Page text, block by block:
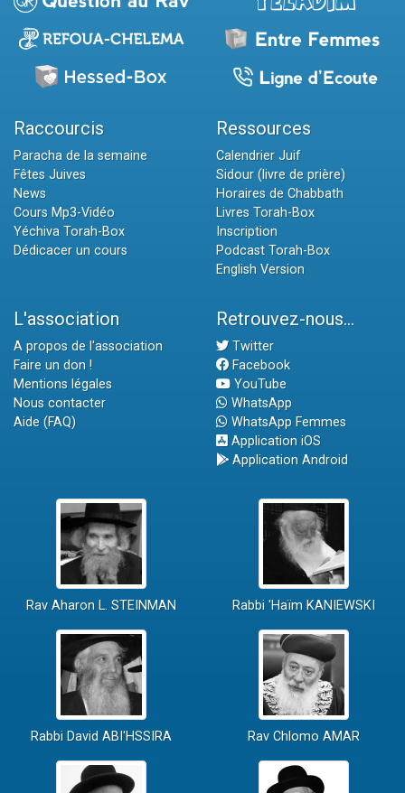
Raccourcis
Paracha de la semaine
Fêtes Juives
News
Cours Mp3-Vidéo
Yéchiva Torah-Box
Dédicacer un cours
Ressources
Calendrier Juif
Sidour (livre de prière)
Horaires de Chabbath
Livres Torah-Box
Inscription
Podcast Torah-Box
English Version
L'association
A propos de l'association
Faire un don !
Mentions légales
Nous contacter
Aide (FAQ)
Retrouvez-nous...
Twitter
Facebook
YouTube
WhatsApp
WhatsApp Femmes
Application iOS
Application Android
Rav Aharon L. STEINMAN Rabbi 'Haïm KANIEWSKI
Rabbi David ABI'HSSIRA Rav Chlomo AMAR